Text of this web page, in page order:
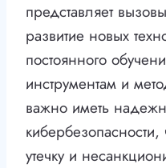
представляет
развитие новых
постоянного
инструментам и
важно иметь
кибербезопасности,
утечку и